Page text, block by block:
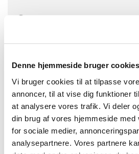
Denne hjemmeside bruger cookies
Vi bruger cookies til at tilpasse
annoncer, til at vise dig funktioner
at analysere vores trafik. Vi deler
din brug af vores hjemmeside med
for sociale medier,
analysepartnere. Vores partnere
Fredag 23. juli 2027, kl.
Du vil måske også